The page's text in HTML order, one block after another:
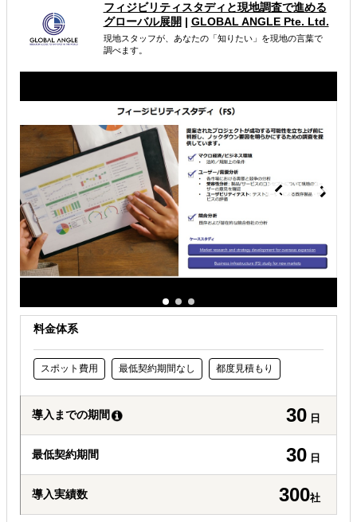
シンプルな調査が 強みなので、ブリーフィン グも成果物
納品も全てオン ラインで行います。
【アウトプットクオリティ】保証専任コンサルタントが現
地 リサーチャーの活動とアウ トプットのクオリティ管理
属するジャンル
海外市場調査・マーケティング
海外テストマーケティング・簡易調査
解決できる課題
どの国に進出するべきか決めたい
オンラインで販路開拓したい
フィジビリティスタディと現地調査で進める
グローバル展開 | GLOBAL ANGLE Pte. Ltd.
現地スタッフが、あなたの「知りたい」を現地の言葉で
調べます。
料金体系
スポット費用 最低契約期間なし 都度見積もり
導入までの期間 30 日
最低契約期間 30 日
導入実績数 300社